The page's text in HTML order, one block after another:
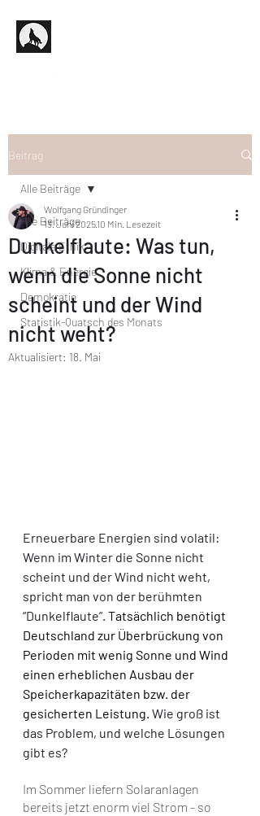
Beitrag
Alle Beiträge
Digitale Ethik
Klima & Energie
Demokratie
Statistik-Quatsch des Monats
Alle Beiträge
Dunkelflaute: Was tun,
wenn die Sonne nicht
scheint und der Wind
nicht weht?
Wolfgang Gründinger
13. Juni 202510 Min. Lesezeit
Aktualisiert: 18. Mai
Erneuerbare Energien sind volatil:
Wenn im Winter die Sonne nicht
scheint und der Wind nicht weht,
spricht man von der berühmten
“Dunkelflaute”. Tatsächlich benötigt
Deutschland zur Überbrückung von
Perioden mit wenig Sonne und Wind
einen erheblichen Ausbau der
Speicherkapazitäten bzw. der
gesicherten Leistung. Wie groß ist
das Problem, und welche Lösungen
gibt es?
Im Sommer liefern Solaranlagen
bereits jetzt enorm viel Strom - so